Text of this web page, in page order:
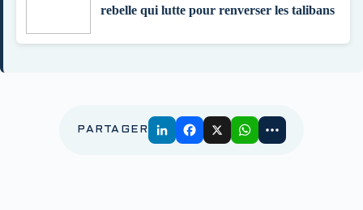
rebelle qui lutte pour renverser les talibans
PARTAGER